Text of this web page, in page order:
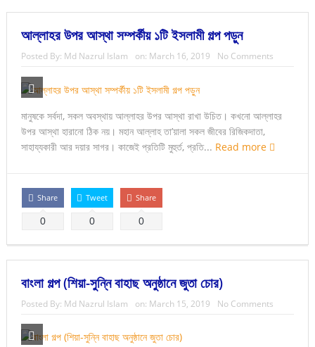
আল্লাহর উপর আস্থা সম্পর্কীয় ১টি ইসলামী গল্প পড়ুন
Posted By: Md Nazrul Islam on: March 16, 2019 No Comments
মানুষকে সর্বদা, সকল অবস্থায় আল্লাহর উপর আস্থা রাখা উচিত। কখনো আল্লাহর
উপর আস্থা হারানো ঠিক নয়। মহান আল্লাহ তা’য়ালা সকল জীবের রিজিকদাতা,
সাহায্যকারী আর দয়ার সাগর। কাজেই প্রতিটি মুহুর্ত, প্রতি... Read more
Share
0
Tweet
0
Share
0
বাংলা গল্প (শিয়া-সুন্নি বাহাছ অনুষ্ঠানে জুতা চোর)
Posted By: Md Nazrul Islam on: March 15, 2019 No Comments